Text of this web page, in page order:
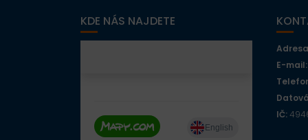
KDE NÁS NAJDETE
E-mail:
IČ: